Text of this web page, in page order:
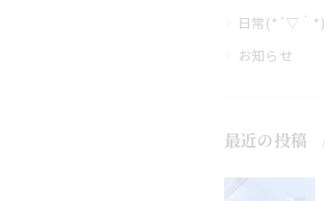
日常(*´▽｀*)
お知らせ
最近の投稿